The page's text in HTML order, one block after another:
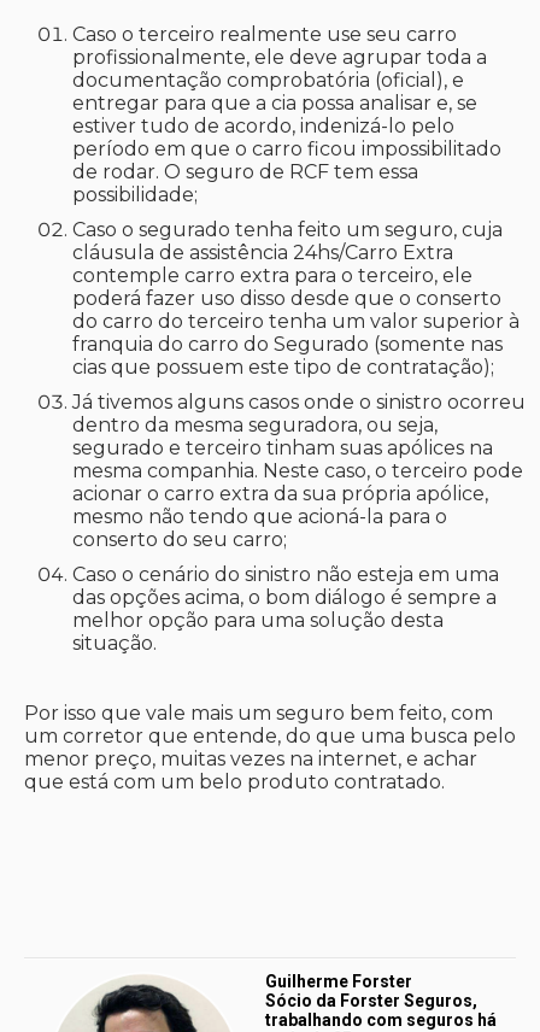
Caso o terceiro realmente use seu carro
profissionalmente, ele deve agrupar toda a
documentação comprobatória (oficial), e
entregar para que a cia possa analisar e, se
estiver tudo de acordo, indenizá-lo pelo
período em que o carro ficou impossibilitado
de rodar. O seguro de RCF tem essa
possibilidade;
Caso o segurado tenha feito um seguro, cuja
cláusula de assistência 24hs/Carro Extra
contemple carro extra para o terceiro, ele
poderá fazer uso disso desde que o conserto
do carro do terceiro tenha um valor superior à
franquia do carro do Segurado (somente nas
cias que possuem este tipo de contratação);
Já tivemos alguns casos onde o sinistro ocorreu
dentro da mesma seguradora, ou seja,
segurado e terceiro tinham suas apólices na
mesma companhia. Neste caso, o terceiro pode
acionar o carro extra da sua própria apólice,
mesmo não tendo que acioná-la para o
conserto do seu carro;
Caso o cenário do sinistro não esteja em uma
das opções acima, o bom diálogo é sempre a
melhor opção para uma solução desta
situação.
Por isso que vale mais um seguro bem feito, com
um corretor que entende, do que uma busca pelo
menor preço, muitas vezes na internet, e achar
que está com um belo produto contratado.
Guilherme Forster
Sócio da Forster Seguros,
trabalhando com seguros há